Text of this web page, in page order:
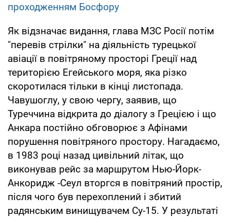
проходженням Босфору
Як відзначає видання, глава МЗС Росії потім
"перевів стрілки" на діяльність турецької
авіації в повітряному просторі Греції над
територією Егейського моря, яка різко
скоротилася тільки в кінці листопада.
Чавушоглу, у свою чергу, заявив, що
Туреччина відкрита до діалогу з Грецією і що
Анкара постійно обговорює з Афінами
порушення повітряного простору. Нагадаємо,
в 1983 році назад цивільний літак, що
виконував рейс за маршрутом Нью-Йорк-
Анкоридж -Сеул вторгся в повітряний простір,
після чого був перехоплений і збитий
радянським винищувачем Су-15. У результаті